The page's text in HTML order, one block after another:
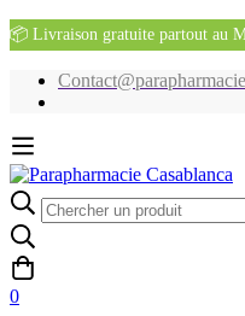
📦 Livraison gratuite partout au
Recherche
pour:
0